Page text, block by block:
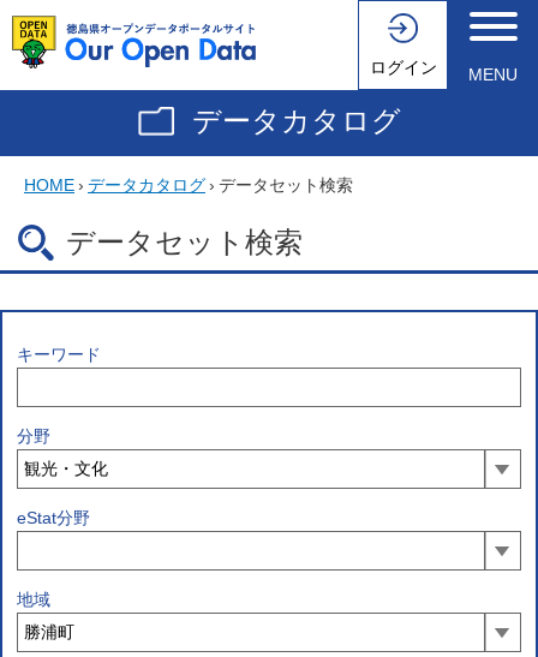
ログイン MENU
データカタログ
HOME› データカタログ› データセット検索
データセット検索
キーワード
分野
eStat分野
地域